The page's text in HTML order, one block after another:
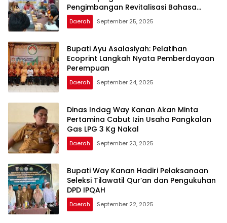
Pengimbangan Revitalisasi Bahasa
Daerah
Daerah September 25, 2025
Bupati Ayu Asalasiyah: Pelatihan
Ecoprint Langkah Nyata Pemberdayaan
Perempuan
Daerah September 24, 2025
Dinas Indag Way Kanan Akan Minta
Pertamina Cabut Izin Usaha Pangkalan
Gas LPG 3 Kg Nakal
Daerah September 23, 2025
Bupati Way Kanan Hadiri Pelaksanaan
Seleksi Tilawatil Qur’an dan Pengukuhan
DPD IPQAH
Daerah September 22, 2025